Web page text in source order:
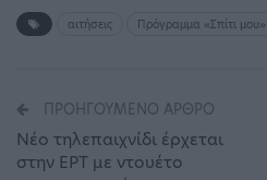
αιτήσεις Πρόγραμμα «Σπίτι μου»
ΠΡΟΗΓΟΎΜΕΝΟ ΆΡΘΡΟ
Νέο τηλεπαιχνίδι έρχεται
στην ΕΡΤ με ντουέτο